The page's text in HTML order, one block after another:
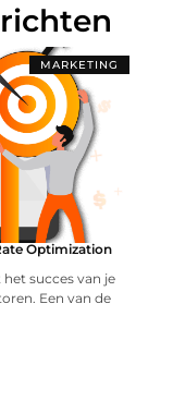
MARKETING
Optimization
succes van je
Een van de